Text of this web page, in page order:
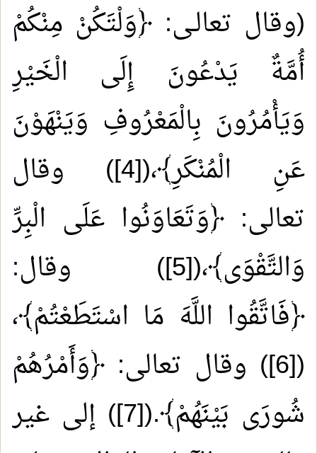
(وقال تعالـى: ﴿وَلْتَكُنْ مِنْكُمْ
أُمَّةٌ يَدْعُونَ إِلَى الْخَيْرِ
وَيَأْمُرُونَ بِالْمَعْرُوفِ وَيَنْهَوْنَ
عَنِ الْمُنْكَرِ﴾،([4]) وقال
تعالى: ﴿وَتَعَاوَنُوا عَلَى الْبِرِّ
وَالتَّقْوَى﴾،([5]) وقال:
﴿فَاتَّقُوا اللَّهَ مَا اسْتَطَعْتُمْ﴾،
(
[6]) وقال تعالى: ﴿وَأَمْرُهُمْ
شُورَى بَيْنَهُمْ﴾.([7]) إلى غير